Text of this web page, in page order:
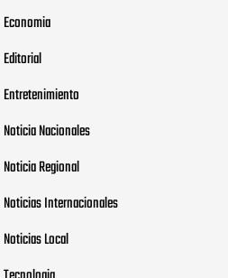
Economia
Editorial
Entretenimiento
Noticia Nacionales
Noticia Regional
Noticias Internacionales
Noticias Local